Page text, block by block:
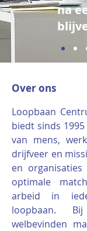
na
Over ons
Loopbaan
biedt sinds
van mens,
drijfveer en
en
optimale
arbeid in
loopbaan.
welbevinden